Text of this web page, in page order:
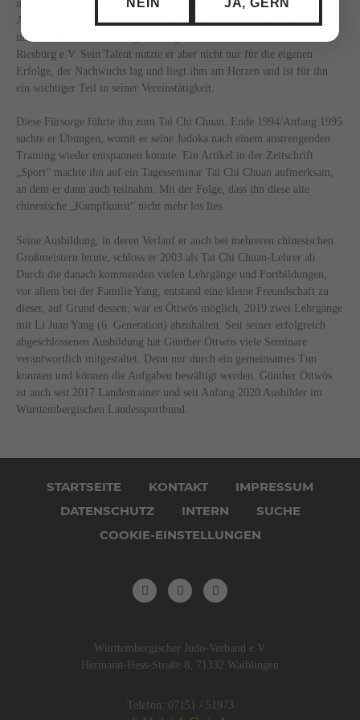
mit Judo, der „sanften Kunst“ Japans. 1993 gründete Öttwös die
Abteilung Judo im ortsansässigen Verein. Nachdem die Abteilung
immer mehr an Zuwachs gewann, gründete Öttwös 2013 das JST
Riesbürg e.V. Sein Talent nutzte er aber nicht nur für die eigenen
Erfolge, der Nachwuchs lag und liegt ihm am Herzen und ist für ihn
ein wichtiger Teil in seiner Vereinstätigkeit.
Diese Fürsorge führte ihn zum Tai Chi Chuan. Ende 1994/Anfang 1995
suchte er Übungen, womit er seine Judoka nach einem anstrengenden
Training wieder entspannen konnte. Ein Artikel in der Zeitschrift
„Sport“ machte ihn auf ein Tagesseminar Tai Chi Chuan aufmerksam,
an dem er dann auch teilnahm. Mit der Folge, dass ihn diese alte
chinesische „Kampfkunst“ nicht mehr los lies.
Seine Ausbildung, in deren Verlauf er auch bei mehreren chinesischen
Großmeistern lernte, schloss er 2003 als Tai Chi Chuan-Lehrer ab.
Durch die danach kommenden vielen Lehrgänge und Fortbildungen,
vor allem bei der Familie Yang, entstand eine kleine Freundschaft zu
dieser, auf Grund dessen, war es Öttwös möglich, 2019 zwei Lehrgänge
mit Li Juan Yang (6. Generation) abzuhalten. Seit seiner erfolgreich
abgeschlossenen Ausbildung hat Günther Öttwös viele Seminare
verantwortlich mitgestaltet. Denn nur durch ein gemeinsames Tun
konnten und können die Aufgaben bewältigt werden. Günther Öttwös
ist auch seit 2017 Landestrainer und seit Anfang 2020 Ausbilder im
Württembergischen Landessportbund.
überspringenSTARTSEITE KONTAKT
IMPRESSUM
DATENSCHUTZ
INTERN
SUCHE
COOKIE-EINSTELLUNGEN
Württembergischer Judo-Verband e.V.
Hermann-Hess-Straße 8, 71332 Waiblingen
Telefon: 07151 / 51973